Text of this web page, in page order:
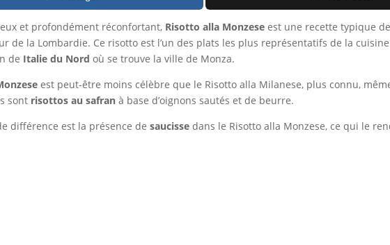
et profondément réconfortant, Risotto alla Monzese est une recette typique
de la Lombardie. Ce risotto est l’un des plats les plus représentatifs de la
de Italie du Nord où se trouve la ville de Monza.
est peut-être moins célèbre que le Risotto alla Milanese, plus connu,
sont risottos au safran à base d’oignons sautés et de beurre.
différence est la présence de saucisse dans le Risotto alla Monzese, ce qui le